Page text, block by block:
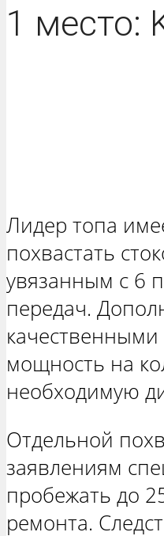
1 место:
Лидер топа
похвастать
увязанным с 6
передач.
мощность на
необходимую
Отдельной
заявлениям
пробежать до
ремонта.